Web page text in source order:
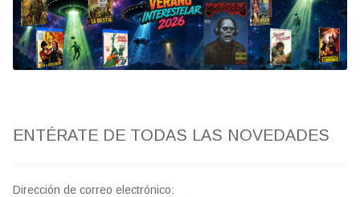
fantaterror
Jesús Franco
ENTÉRATE DE TODAS LAS NOVEDADES
Dirección de correo electrónico: